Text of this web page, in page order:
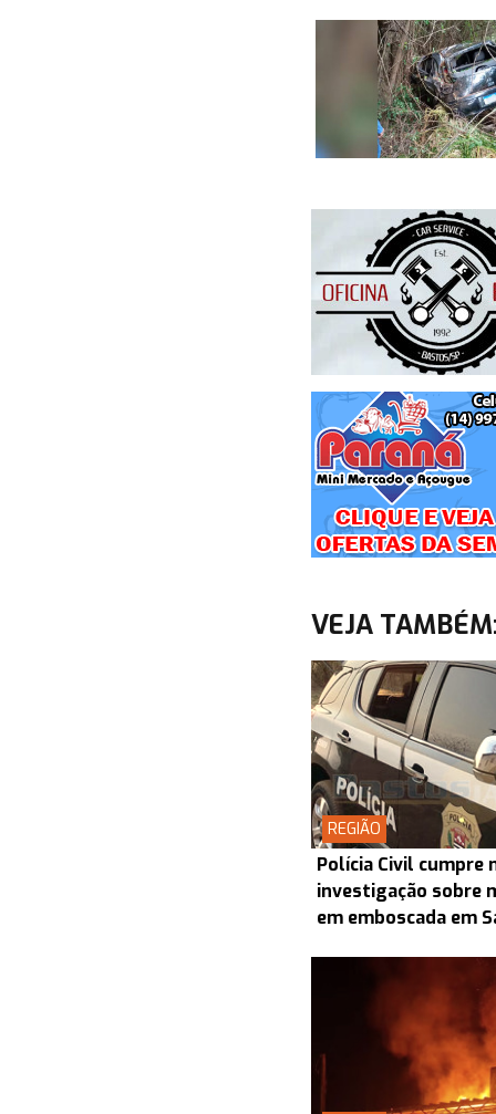
VEJA
REGIÃO
Polícia Civil cumpre
investigação sobre
em emboscada em